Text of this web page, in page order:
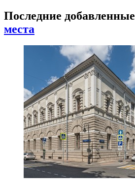
Последние добавленные
места